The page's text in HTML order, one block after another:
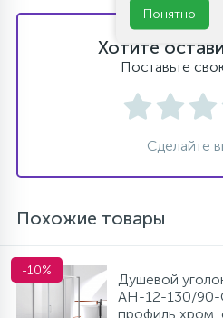
Хотите
Поставьте
Сделайте
Похожие товары
-10%
Душевой
AH-12-130/90-
профиль хром,
Понятно